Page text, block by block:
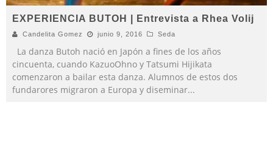
EXPERIENCIA BUTOH | Entrevista a Rhea Volij
Candelita Gomez junio 9, 2016 Seda
La danza Butoh nació en Japón a fines de los años
cincuenta, cuando KazuoOhno y Tatsumi Hijikata
comenzaron a bailar esta danza. Alumnos de estos dos
fundarores migraron a Europa y diseminar...